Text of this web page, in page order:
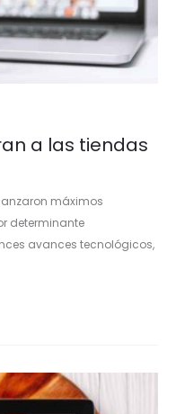
a las tiendas
máximos
determinante
avances tecnológicos,